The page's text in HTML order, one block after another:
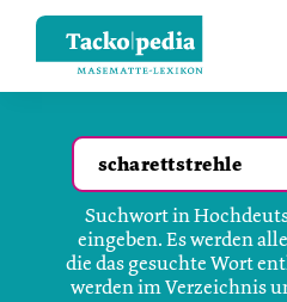
Suchwort in
eingeben. Es werden
die das gesuchte Wort
werden im Verzeichnis